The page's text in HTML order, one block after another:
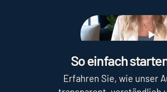
Play
So einfach
Erfahren Sie, wie unser